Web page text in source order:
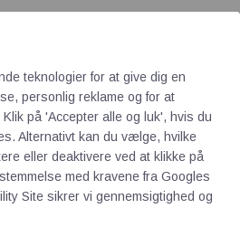
teknologier for at give dig en
personlig reklame og for at
på 'Accepter alle og luk', hvis du
Alternativt kan du vælge, hvilke
eller deaktivere ved at klikke på
med kravene fra Googles
Site sikrer vi gennemsigtighed og